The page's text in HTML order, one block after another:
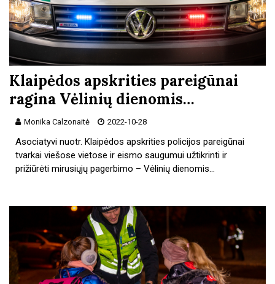
Klaipėdos apskrities pareigūnai
ragina Vėlinių dienomis…
Monika Calzonaitė 2022-10-28
Asociatyvi nuotr. Klaipėdos apskrities policijos pareigūnai
tvarkai viešose vietose ir eismo saugumui užtikrinti ir
prižiūrėti mirusiųjų pagerbimo – Vėlinių dienomis…